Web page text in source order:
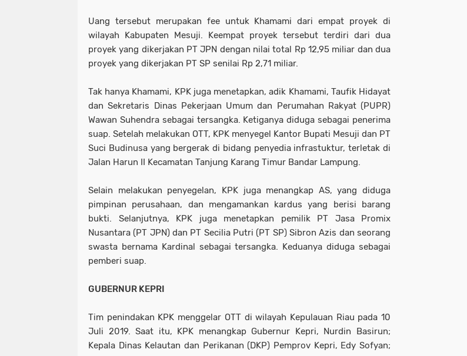
Uang tersebut merupakan fee untuk Khamami dari empat proyek di
wilayah Kabupaten Mesuji. Keempat proyek tersebut terdiri dari dua
proyek yang dikerjakan PT JPN dengan nilai total Rp 12,95 miliar dan dua
proyek yang dikerjakan PT SP senilai Rp 2,71 miliar.
Tak hanya Khamami, KPK juga menetapkan, adik Khamami, Taufik Hidayat
dan Sekretaris Dinas Pekerjaan Umum dan Perumahan Rakyat (PUPR)
Wawan Suhendra sebagai tersangka. Ketiganya diduga sebagai penerima
suap. Setelah melakukan OTT, KPK menyegel Kantor Bupati Mesuji dan PT
Suci Budinusa yang bergerak di bidang penyedia infrastuktur, terletak di
Jalan Harun II Kecamatan Tanjung Karang Timur Bandar Lampung.
Selain melakukan penyegelan, KPK juga menangkap AS, yang diduga
pimpinan perusahaan, dan mengamankan kardus yang berisi barang
bukti. Selanjutnya, KPK juga menetapkan pemilik PT Jasa Promix
Nusantara (PT JPN) dan PT Secilia Putri (PT SP) Sibron Azis dan seorang
swasta bernama Kardinal sebagai tersangka. Keduanya diduga sebagai
pemberi suap.
GUBERNUR KEPRI
Tim penindakan KPK menggelar OTT di wilayah Kepulauan Riau pada 10
Juli 2019. Saat itu, KPK menangkap Gubernur Kepri, Nurdin Basirun;
Kepala Dinas Kelautan dan Perikanan (DKP) Pemprov Kepri, Edy Sofyan;